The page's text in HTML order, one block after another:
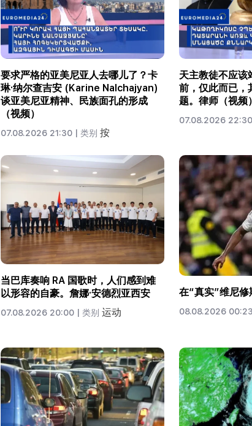
要求严格的亚美尼亚人去哪儿了？卡
琳·纳尔查吉安 (Karine Nalchajyan)
谈亚美尼亚精神、民族面孔的形成
（视频）
07.08.2026 21:30 | 类别 按
天主教徒不应该
前，仅此而已，
题。律师（视频）
07.08.2026 22:30
当巴库奏响 RA 国歌时，人们感到难
以形容的自豪。詹娜·安德烈亚西安
07.08.2026 20:00 | 类别 运动
在“真实”维尼
08.08.2026 00:23